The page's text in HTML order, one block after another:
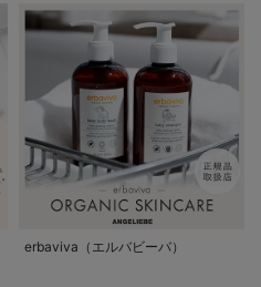
erbaviva（エルバビーバ）